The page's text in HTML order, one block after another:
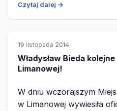
Czytaj dalej →
19 listopada 2014
Władysław Bieda
Limanowej!
W dniu wczorajszym
w Limanowej wywiesiła